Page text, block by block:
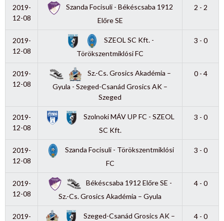
2019-
12-08
Szanda Focisuli - Békéscsaba 1912
Előre SE
2 - 2
2019-
12-08
SZEOL SC Kft. -
Törökszentmiklósi FC
3 - 0
2019-
12-08
Sz.-Cs. Grosics Akadémia –
Gyula - Szeged-Csanád Grosics AK –
Szeged
0 - 4
2019-
12-08
Szolnoki MÁV UP FC - SZEOL
SC Kft.
3 - 0
2019-
12-08
Szanda Focisuli - Törökszentmiklósi
FC
3 - 0
2019-
12-08
Békéscsaba 1912 Előre SE -
Sz.-Cs. Grosics Akadémia – Gyula
4 - 0
2019-
Szeged-Csanád Grosics AK –
4 - 0